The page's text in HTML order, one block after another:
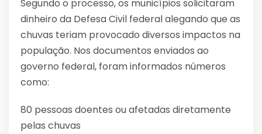
Segundo o processo, os municípios solicitaram
dinheiro da Defesa Civil federal alegando que as
chuvas teriam provocado diversos impactos na
população. Nos documentos enviados ao
governo federal, foram informados números
como:
80 pessoas doentes ou afetadas diretamente
pelas chuvas